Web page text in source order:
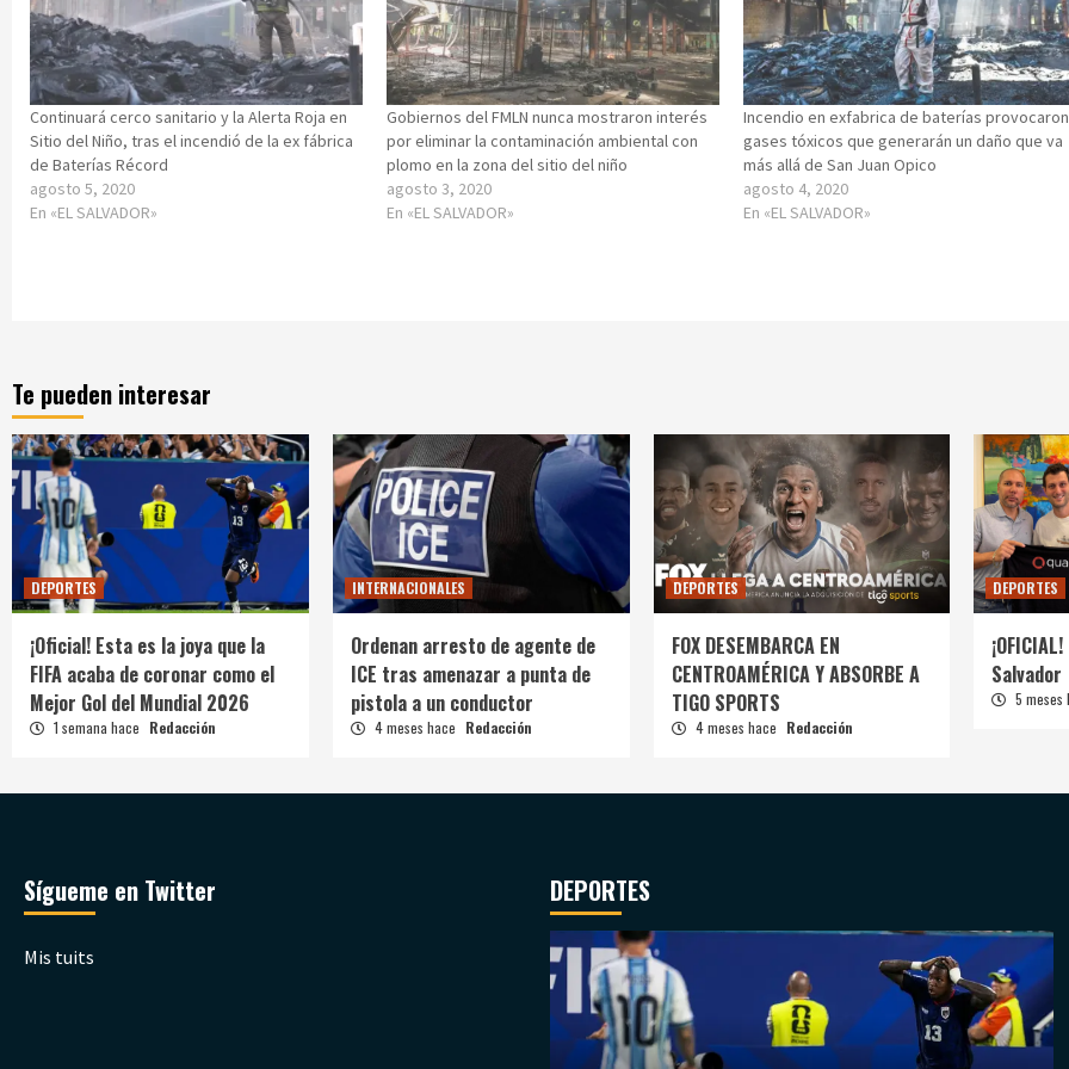
Continuará cerco sanitario y la Alerta Roja en
Sitio del Niño, tras el incendió de la ex fábrica
de Baterías Récord
agosto 5, 2020
En «EL SALVADOR»
Gobiernos del FMLN nunca mostraron interés
por eliminar la contaminación ambiental con
plomo en la zona del sitio del niño
agosto 3, 2020
En «EL SALVADOR»
Incendio en exfabrica de baterías provocaron
gases tóxicos que generarán un daño que va
más allá de San Juan Opico
agosto 4, 2020
En «EL SALVADOR»
Te pueden interesar
DEPORTES
¡Oficial! Esta es la joya que la
FIFA acaba de coronar como el
Mejor Gol del Mundial 2026
1 semana hace Redacción
INTERNACIONALES
Ordenan arresto de agente de
ICE tras amenazar a punta de
pistola a un conductor
4 meses hace Redacción
DEPORTES
FOX DESEMBARCA EN
CENTROAMÉRICA Y ABSORBE A
TIGO SPORTS
4 meses hace Redacción
DEPORTES
Salvador
5
Sígueme en Twitter
Mis tuits
DEPORTES